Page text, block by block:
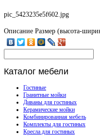
pic_5423235e5f602.jpg
Описание Размер (высота-
Каталог мебели
Гостиные
Гранитные мойки
Диваны для гостиных
Керамические мойки
Комбинированная мебель
Комплекты для гостиных
Кресла для гостиных